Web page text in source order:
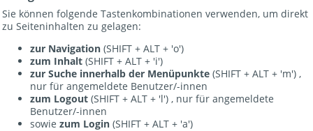
Sie können folgende Tastenkombinationen verwenden, um direkt
zu Seiteninhalten zu gelagen:
zur Navigation (SHIFT + ALT + 'o')
zum Inhalt (SHIFT + ALT + 'i')
zur Suche innerhalb der Menüpunkte (SHIFT + ALT + 'm') ,
nur für angemeldete Benutzer/-innen
zum Logout (SHIFT + ALT + 'l') , nur für angemeldete
Benutzer/-innen
sowie zum Login (SHIFT + ALT + 'a')